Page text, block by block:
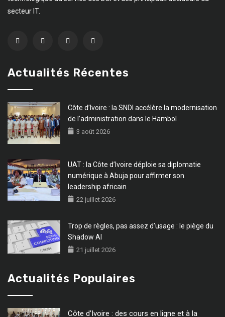
secteur IT.
Actualités Récentes
Côte d’Ivoire : la SNDI accélère la modernisation
de l’administration dans le Hambol
3 août 2026
UAT : la Côte d’Ivoire déploie sa diplomatie
numérique à Abuja pour affirmer son
leadership africain
22 juillet 2026
Trop de règles, pas assez d’usage : le piège du
Shadow AI
21 juillet 2026
Actualités Populaires
Côte d’Ivoire : des cours en ligne et à la